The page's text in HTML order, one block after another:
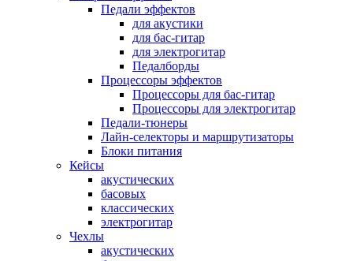
Педали эффектов
для акустики
для бас-гитар
для электрогитар
Педалборды
Процессоры эффектов
Процессоры для бас-гитар
Процессоры для электрогитар
Педали-тюнеры
Лайн-селекторы и маршрутизаторы
Блоки питания
Кейсы
акустических
басовых
классических
электрогитар
Чехлы
акустических